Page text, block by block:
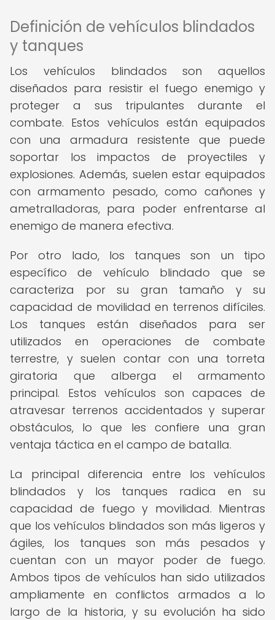
Definición de vehículos blindados
y tanques
Los vehículos blindados son aquellos
diseñados para resistir el fuego enemigo y
proteger a sus tripulantes durante el
combate. Estos vehículos están equipados
con una armadura resistente que puede
soportar los impactos de proyectiles y
explosiones. Además, suelen estar equipados
con armamento pesado, como cañones y
ametralladoras, para poder enfrentarse al
enemigo de manera efectiva.
Por otro lado, los tanques son un tipo
específico de vehículo blindado que se
caracteriza por su gran tamaño y su
capacidad de movilidad en terrenos difíciles.
Los tanques están diseñados para ser
utilizados en operaciones de combate
terrestre, y suelen contar con una torreta
giratoria que alberga el armamento
principal. Estos vehículos son capaces de
atravesar terrenos accidentados y superar
obstáculos, lo que les confiere una gran
ventaja táctica en el campo de batalla.
La principal diferencia entre los vehículos
blindados y los tanques radica en su
capacidad de fuego y movilidad. Mientras
que los vehículos blindados son más ligeros y
ágiles, los tanques son más pesados y
cuentan con un mayor poder de fuego.
Ambos tipos de vehículos han sido utilizados
ampliamente en conflictos armados a lo
largo de la historia, y su evolución ha sido